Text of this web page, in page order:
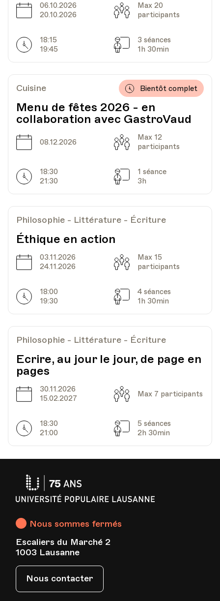
1005, Lausanne
Av. de Cour 33
Date05.12.2023 Heure
18.00
Lieu
HEP - Haute Ecole Pédagogique - Salle 717
1005, Lausanne
Date
12.12.2023 Heure
18.00
Av. de Cour 33
Date
19.12.2023 Heure
18.00
Lieu
HEP - Haute Ecole Pédagogique - Salle 717
1005, Lausanne
Date
06.10.2026
20.10.2026
Capacité
Max 20
participants
Horarires
18:15
19:45
Séances
3 séances
1h 30min
Cuisine
Menu de fêtes 2026 - en
collaboration avec GastroVaud
Bientôt complet
Date
08.12.2026 Capacité
Max 12
participants
Horarires
18:30
21:30
Séances
1 séance
3h
Philosophie - Littérature - Écriture
Éthique en action
Date
03.11.2026
24.11.2026
Capacité
Max 15
participants
Horarires
18:00
19:30
Séances
4 séances
1h 30min
Philosophie - Littérature - Écriture
Ecrire, au jour le jour, de page en
pages
Date
30.11.2026
15.02.2027
Capacité
Max 7 participants
Horarires
18:30
21:00
Séances
5 séances
2h 30min
Nous sommes fermés
Escaliers du Marché 2
1003 Lausanne
Nous contacter